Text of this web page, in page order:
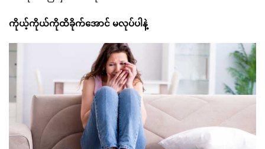
ကိုယ့်ကိုယ်ကိုထိခိုက်အောင် မလုပ်ပါနဲ့